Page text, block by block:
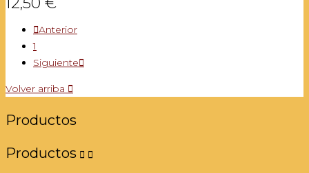
Anterior
1
Siguiente
Volver arriba 
Productos
Productos  